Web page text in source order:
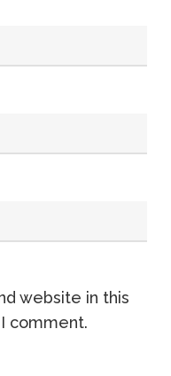
website in this
comment.